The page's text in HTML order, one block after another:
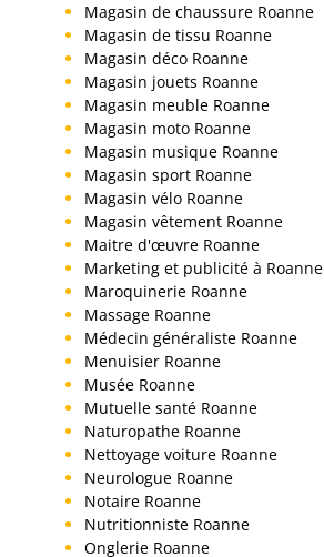
Magasin de chaussure Roanne
Magasin de tissu Roanne
Magasin déco Roanne
Magasin jouets Roanne
Magasin meuble Roanne
Magasin moto Roanne
Magasin musique Roanne
Magasin sport Roanne
Magasin vélo Roanne
Magasin vêtement Roanne
Maitre d'œuvre Roanne
Marketing et publicité à Roanne
Maroquinerie Roanne
Massage Roanne
Médecin généraliste Roanne
Menuisier Roanne
Musée Roanne
Mutuelle santé Roanne
Naturopathe Roanne
Nettoyage voiture Roanne
Neurologue Roanne
Notaire Roanne
Nutritionniste Roanne
Onglerie Roanne